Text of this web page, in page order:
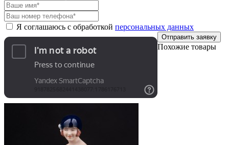
Я соглашаюсь с обработкой персональных данных
Отправить заявку
Похожие товары